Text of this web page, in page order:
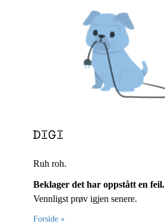
Ruh roh.
Beklager det har oppstått en feil.
Vennligst prøv igjen senere.
Forside »